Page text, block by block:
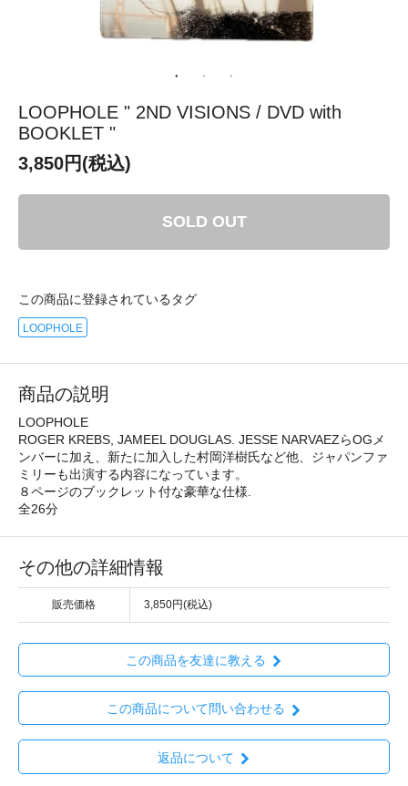
LOOPHOLE " 2ND VISIONS / DVD with
BOOKLET "
3,850円(税込)
SOLD OUT
この商品に登録されているタグ
LOOPHOLE
商品の説明
LOOPHOLE
ROGER KREBS, JAMEEL DOUGLAS. JESSE NARVAEZらOGメ
ンバーに加え、新たに加入した村岡洋樹氏など他、ジャパンファ
ミリーも出演する内容になっています。
８ページのブックレット付な豪華な仕様.
全26分
その他の詳細情報
販売価格 3,850円(税込)
この商品を友達に教える
この商品について問い合わせる
返品について